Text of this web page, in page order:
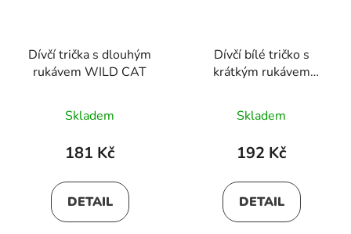
Dívčí trička s dlouhým
rukávem WILD CAT
Skladem
181 Kč
DETAIL
Dívčí bílé tričko s
krátkým rukávem
Skladem
192 Kč
DETAIL